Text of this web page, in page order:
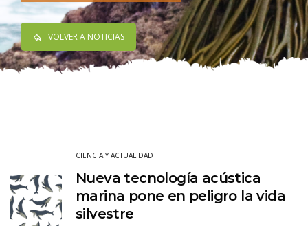
VOLVER A NOTICIAS
CIENCIA Y ACTUALIDAD
Nueva tecnología acústica
marina pone en peligro la vida
silvestre